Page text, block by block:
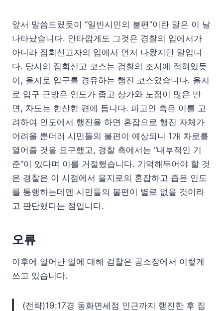
앞서 말씀드렸듯이 “일반시민의 불편”이란 말은 이 날
나타났습니다. 안타깝게도 그것은 경찰의 입에서가
아니라 집회신고자의 입에서 먼저 나왔지만 말입니
다. 당시의 집회신고 코스는 검찰의 조서에 적혀있듯
이, 을지로 입구를 경유하는 행진 코스였습니다. 을지
로 입구 근방은 인도가 좁고 상가와 노점이 많은 반
면, 차도는 한산한 편에 듭니다. 피고인 측은 이를 고
려하여 인도에서 행진을 하면 혼잡으로 행진 자체가
어려울 뿐더러 시민들의 불편이 예상되니 1개 차로를
열어줄 것을 요구했고, 경찰 측에서는 “내부적인 기
준”이 있다며 이를 거절했습니다. 기억해두어야 할 것
은 경찰은 이 시점에서 을지로의 혼잡하고 좁은 인도
를 통행하는데엔 시민들의 불편이 별로 없을 것이라
고 판단했다는 점입니다.
오류
이후에 일어난 일에 대해 검찰은 공소장에서 이렇게
쓰고 있습니다.
(전략)19:17경 동화면세점 인근까지 행진한 후 집